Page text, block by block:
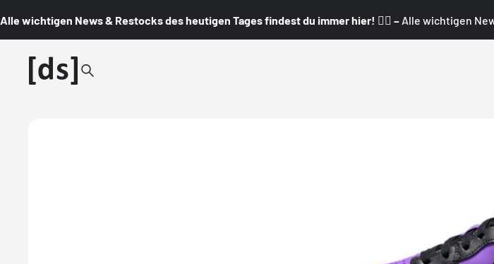
Alle wichtigen News & Restocks des heutigen Tages findest du immer hier! 👇🏼 – Alle wichtigen